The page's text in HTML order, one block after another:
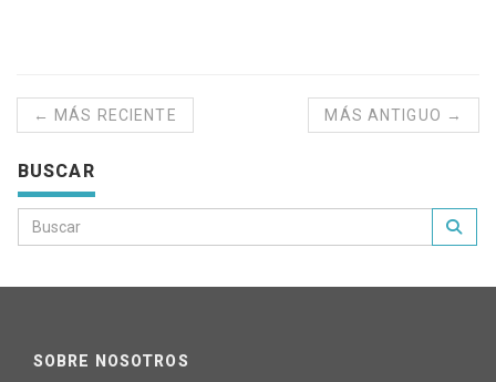
← MÁS RECIENTE MÁS ANTIGUO →
BUSCAR
SOBRE NOSOTROS